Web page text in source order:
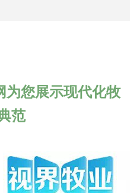
为您展示现代化牧
范